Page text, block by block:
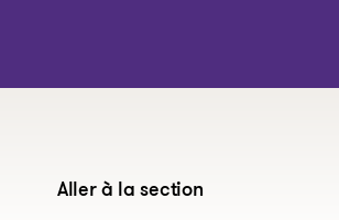
Aller à la section